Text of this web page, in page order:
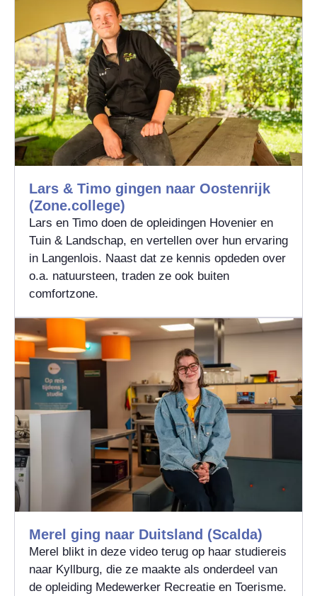
Lars & Timo gingen naar Oostenrijk
(Zone.college)
Lars en Timo doen de opleidingen Hovenier en
Tuin & Landschap, en vertellen over hun ervaring
in Langenlois. Naast dat ze kennis opdeden over
o.a. natuursteen, traden ze ook buiten
comfortzone.
Merel ging naar Duitsland (Scalda)
Merel blikt in deze video terug op haar studiereis
naar Kyllburg, die ze maakte als onderdeel van
de opleiding Medewerker Recreatie en Toerisme.